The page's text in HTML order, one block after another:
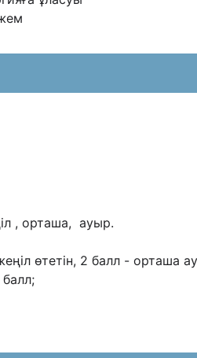
, орташа, ауыр.
өтетін, 2 балл - орташа